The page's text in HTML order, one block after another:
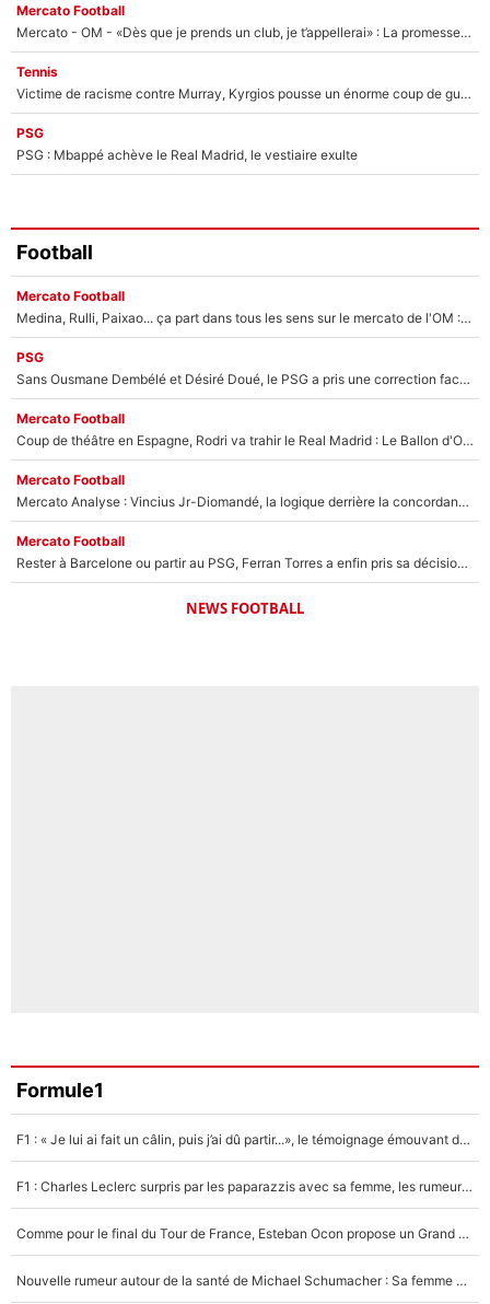
Mercato Football
Mercato - OM - «Dès que je prends un club, je t’appellerai» : La promesse de Marcelino au moment de claquer la porte
Tennis
Victime de racisme contre Murray, Kyrgios pousse un énorme coup de gueule !
PSG
PSG : Mbappé achève le Real Madrid, le vestiaire exulte
Football
Mercato Football
Medina, Rulli, Paixao... ça part dans tous les sens sur le mercato de l'OM : Frank McCourt va enfin récupérer l'argent qu'il attend ?
PSG
Sans Ousmane Dembélé et Désiré Doué, le PSG a pris une correction face à Majorque : Luis Enrique attend avec impatience des renforts !
Mercato Football
Coup de théâtre en Espagne, Rodri va trahir le Real Madrid : Le Ballon d'Or a choisi de signer au FC Barcelone !
Mercato Football
Mercato Analyse : Vincius Jr-Diomandé, la logique derrière la concordance des temps
Mercato Football
Rester à Barcelone ou partir au PSG, Ferran Torres a enfin pris sa décision : La course contre la montre est lancée !
NEWS FOOTBALL
Formule1
F1 : « Je lui ai fait un câlin, puis j’ai dû partir...», le témoignage émouvant de Max Verstappen sur sa fille
F1 : Charles Leclerc surpris par les paparazzis avec sa femme, les rumeurs étaient vraies !
Comme pour le final du Tour de France, Esteban Ocon propose un Grand Prix de Formule 1 à Paris : «Autour de l’Arc de Triomphe, ce serait génial» !
Nouvelle rumeur autour de la santé de Michael Schumacher : Sa femme Corinna sort du silence